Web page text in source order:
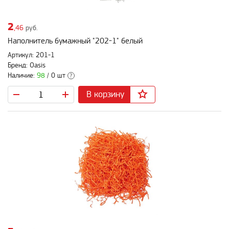
2,46 руб.
Наполнитель бумажный "202-1" белый
Артикул: 201-1
Бренд: Oasis
Наличие: 98 / 0 шт ?
В корзину